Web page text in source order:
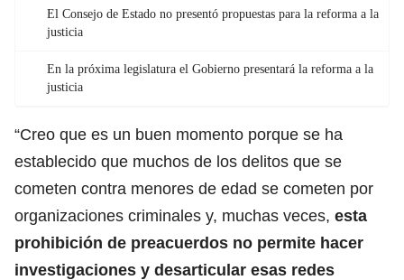
El Consejo de Estado no presentó propuestas para la reforma a la
justicia
En la próxima legislatura el Gobierno presentará la reforma a la
justicia
“Creo que es un buen momento porque se ha
establecido que muchos de los delitos que se
cometen contra menores de edad se cometen por
organizaciones criminales y, muchas veces, esta
prohibición de preacuerdos no permite hacer
investigaciones y desarticular esas redes